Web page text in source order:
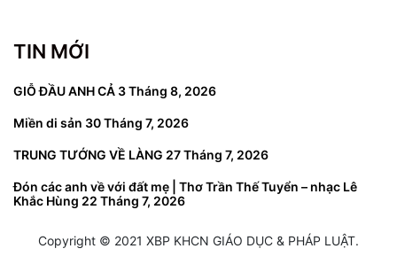
TIN MỚI
GIỖ ĐẦU ANH CẢ 3 Tháng 8, 2026
Miền di sản 30 Tháng 7, 2026
TRUNG TƯỚNG VỀ LÀNG 27 Tháng 7, 2026
Đón các anh về với đất mẹ | Thơ Trần Thế Tuyển – nhạc Lê
Khắc Hùng 22 Tháng 7, 2026
Copyright © 2021 XBP KHCN GIÁO DỤC & PHÁP LUẬT.